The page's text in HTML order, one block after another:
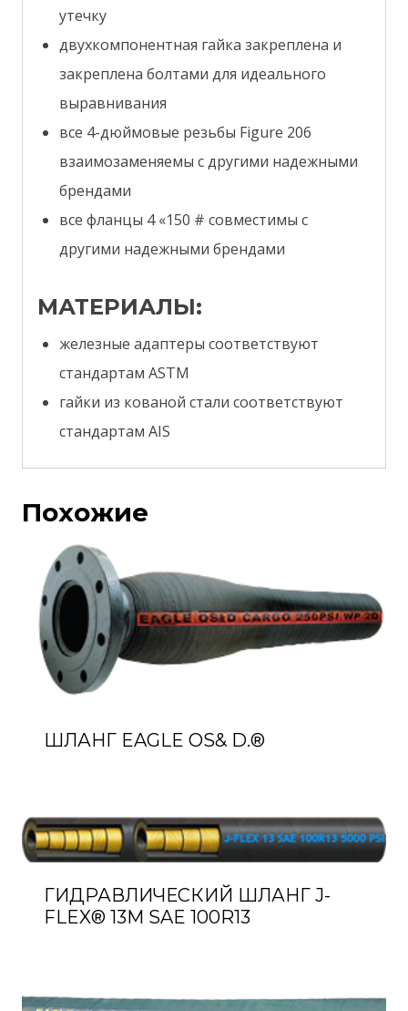
утечку
двухкомпонентная гайка закреплена и
закреплена болтами для идеального
выравнивания
все 4-дюймовые резьбы Figure 206
взаимозаменяемы с другими надежными
брендами
все фланцы 4 «150 # совместимы с
другими надежными брендами
МАТЕРИАЛЫ:
железные адаптеры соответствуют
стандартам ASTM
гайки из кованой стали соответствуют
стандартам AIS
Похожие
ШЛАНГ EAGLE OS& D.®
ГИДРАВЛИЧЕСКИЙ ШЛАНГ J-
FLEX® 13M SAE 100R13